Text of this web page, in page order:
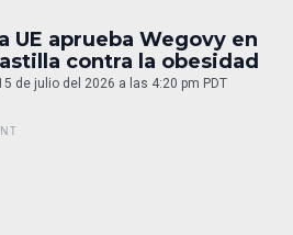
UE aprueba Wegovy en
contra la obesidad
de julio del 2026 a las 4:20 pm PDT